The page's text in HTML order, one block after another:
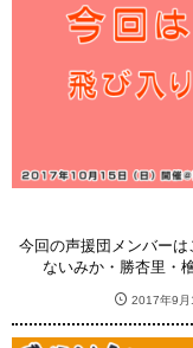
今回の声援団メンバー
ないみか・勝杏里・
2017年9月